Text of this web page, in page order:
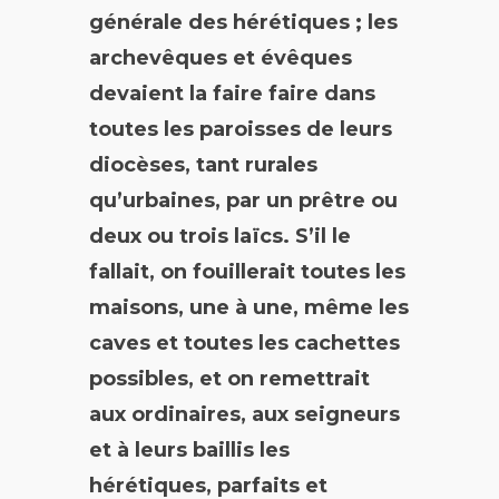
générale des hérétiques ; les
archevêques et évêques
devaient la faire faire dans
toutes les paroisses de leurs
diocèses, tant rurales
qu’urbaines, par un prêtre ou
deux ou trois laïcs. S’il le
fallait, on fouillerait toutes les
maisons, une à une, même les
caves et toutes les cachettes
possibles, et on remettrait
aux ordinaires, aux seigneurs
et à leurs baillis les
hérétiques, parfaits et